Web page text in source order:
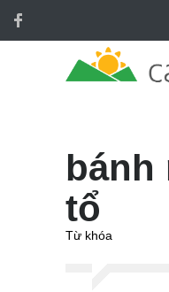
bánh
tổ
Từ khóa